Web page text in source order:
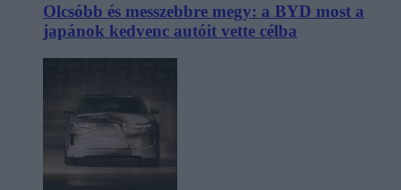
Olcsóbb és messzebbre megy: a BYD most a
japánok kedvenc autóit vette célba